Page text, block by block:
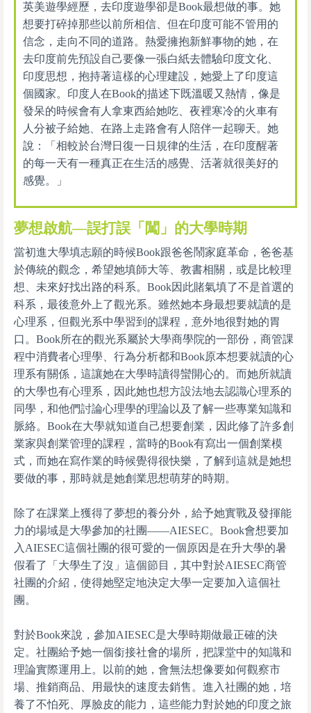
英美遊學經歷，去印度遊學卻是Book最想做的事。她
想要打碎掉那些以前所相信、但在印度可能不管用的
信念，走向不同的道路。熱愛擁抱新鮮事物的她，在
去印度前先預設自己要像一張白紙去體驗印度文化、
印度思想，抱持著這樣的心理建設，她愛上了印度這
個國家。印度人在Book的描述下既溫暖又熱情，像是
發呆的時候會有人拿東西給她吃、夜裡寒冷的火車有
人分被子給她、在路上走路會有人陪伴一起聊天。她
說：「相較於台灣日復一日規律的生活，在印度醒著
的每一天有一種真正在生活的感覺、活著就很美好的
感覺。」
夢想啟航—誤打誤「闖」的大學時期
當初進大學填志願的時候Book跟爸爸鬧家庭革命，爸爸基
於傳統的觀念，希望她填師大等、教書相關，或是比較理
想、未來好找出路的科系。Book因此賭氣填了不是首選的
科系，最後意外上了觀光系。雖然她本身最想要就讀的是
心理系，但觀光系中學習到的課程，意外地很對她的胃
口。Book所在的觀光系屬於大學商學院的一部份，商管課
程中消費者心理學、行為分析都和Book原本想要就讀的心
理系有關係，這讓她在大學時讀得蠻開心的。而她所就讀
的大學也有心理系，因此她也想方設法地去認識心理系的
同學，和他們討論心理學的理論以及了解一些專業知識和
脈絡。Book在大學就知道自己想要創業，因此修了許多創
業家與創業管理的課程，當時的Book有寫出一個創業模
式，而她在寫作業的時候覺得很快樂，了解到這就是她想
要做的事，那時就是她創業思想萌芽的時期。
除了在課業上獲得了夢想的養分外，給予她實戰及發揮能
力的場域是大學參加的社團——AIESEC。Book會想要加
入AIESEC這個社團的很可愛的一個原因是在升大學的暑
假看了「大學生了沒」這個節目，其中對於AIESEC商管
社團的介紹，使得她堅定地決定大學一定要加入這個社
團。
對於Book來說，參加AIESEC是大學時期做最正確的決
定。社團給予她一個銜接社會的場所，把課堂中的知識和
理論實際運用上。以前的她，會無法想像要如何觀察市
場、推銷商品、用最快的速度去銷售。進入社團的她，培
養了不怕死、厚臉皮的能力，這些能力對於她的印度之旅